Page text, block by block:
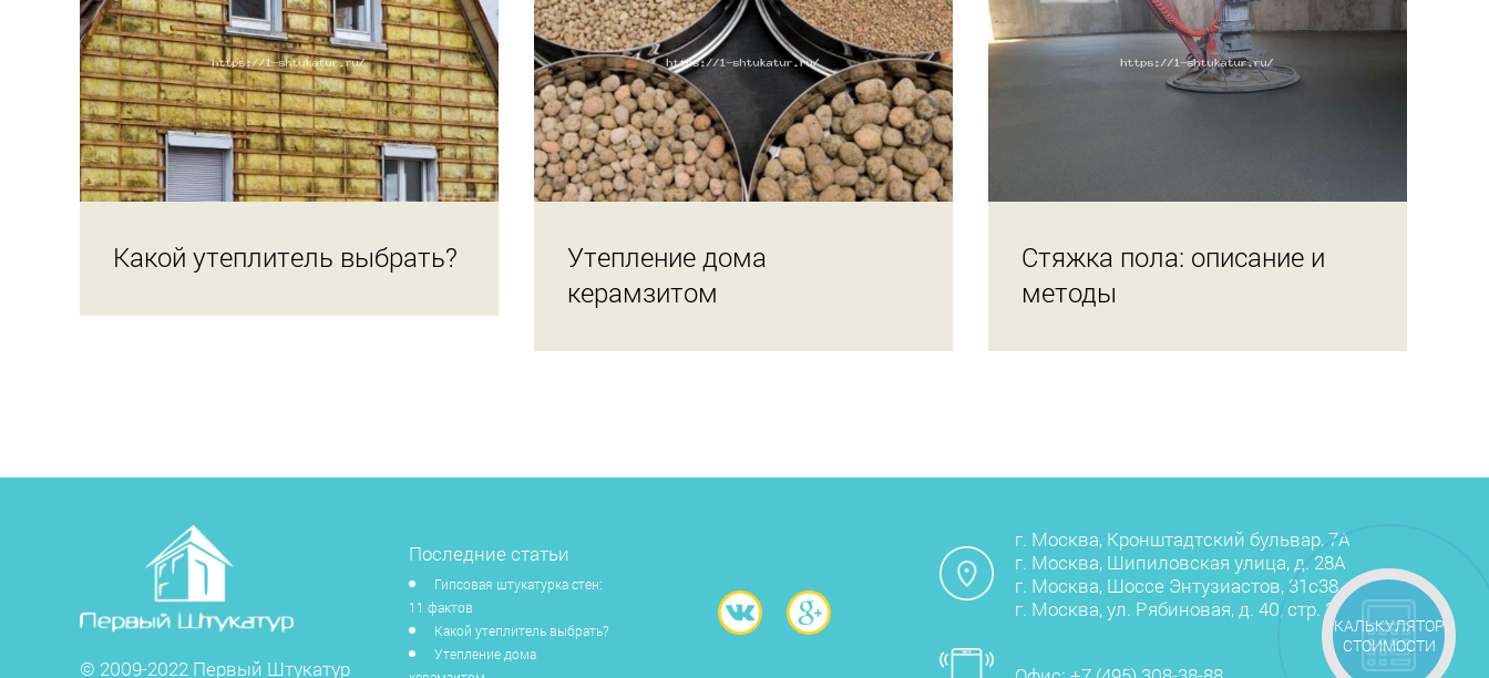
Какой утеплитель выбрать?
Утепление дома
керамзитом
Стяжка пола: описание и
методы
© 2009-2022 Первый Штукатур
Последние статьи
Гипсовая штукатурка стен:
11 фактов
Какой утеплитель выбрать?
Утепление дома
г. Москва, Кронштадтский бульвар, 7А
г. Москва, Шипиловская улица, д. 28А
г. Москва, Шоссе Энтузиастов, 31с38
г. Москва, ул. Рябиновая, д. 40, стр. 3
КАЛЬКУЛЯТОР
СТОИМОСТИ